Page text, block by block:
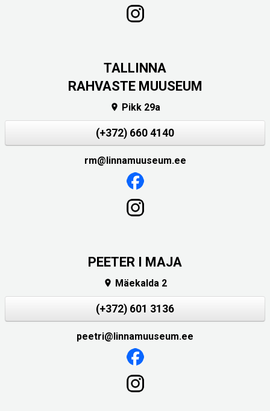
TALLINNA
RAHVASTE MUUSEUM
 Pikk 29a
(+372) 660 4140
rm@linnamuuseum.ee
PEETER I MAJA
 Mäekalda 2
(+372) 601 3136
peetri@linnamuuseum.ee